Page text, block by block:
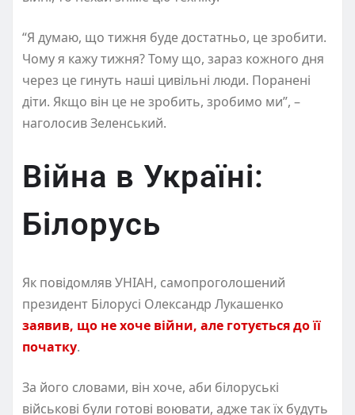
“Я думаю, що тижня буде достатньо, це зробити.
Чому я кажу тижня? Тому що, зараз кожного дня
через це гинуть наші цивільні люди. Поранені
діти. Якщо він це не зробить, зробимо ми”, –
наголосив Зеленський.
Війна в Україні:
Білорусь
Як повідомляв УНІАН, самопроголошений
президент Білорусі Олександр Лукашенко
заявив, що не хоче війни, але готується до її
початку.
За його словами, він хоче, аби білоруські
військові були готові воювати, адже так їх будуть